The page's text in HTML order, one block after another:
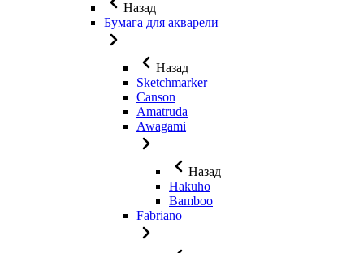
Назад
Бумага для акварели
Назад
Sketchmarker
Canson
Amatruda
Awagami
Назад
Hakuho
Bamboo
Fabriano